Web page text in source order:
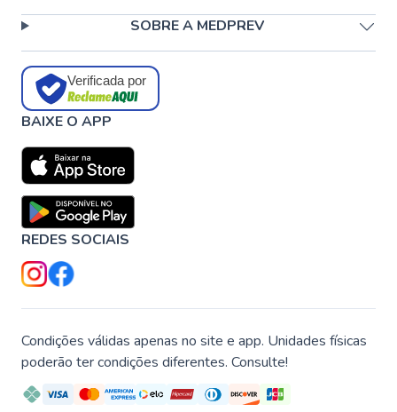
SOBRE A MEDPREV
Verificada por
BAIXE O APP
REDES SOCIAIS
Condições válidas apenas no site e app. Unidades físicas
poderão ter condições diferentes. Consulte!